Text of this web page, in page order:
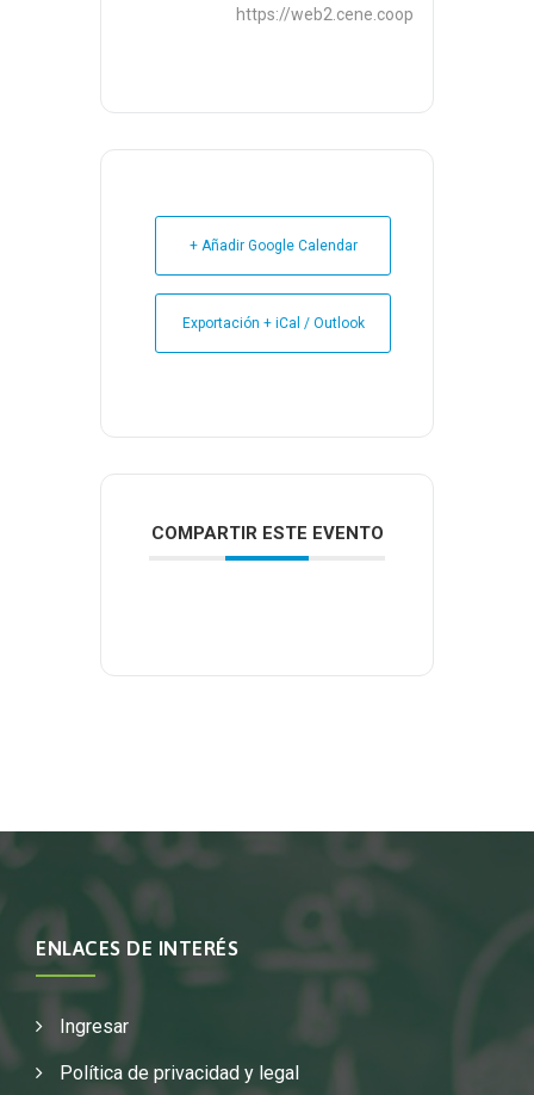
https://web2.cene.coop
+ Añadir Google Calendar
Exportación + iCal / Outlook
COMPARTIR ESTE EVENTO
ENLACES DE INTERÉS
Ingresar
Política de privacidad y legal